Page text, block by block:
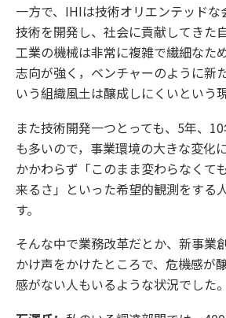
一方で、IHIは技術オリエンテッドな
技術を開発し、社会に貢献してきた
工業の機械は非常に複雑で繊細なた
志向が強く，ベンチャーのように新
いう組織風土は醸成しにくいという
また技術開発一つとっても、5年、
も多いので，事業環境の大きな変化
かかわらず「このまま変わらなくて
来るさ」といった希望的観測をする
す。
そんな中で業務改革だとか、新事業
かけ声をかけたところで、危機感が
感がない人もいるような状況でした。